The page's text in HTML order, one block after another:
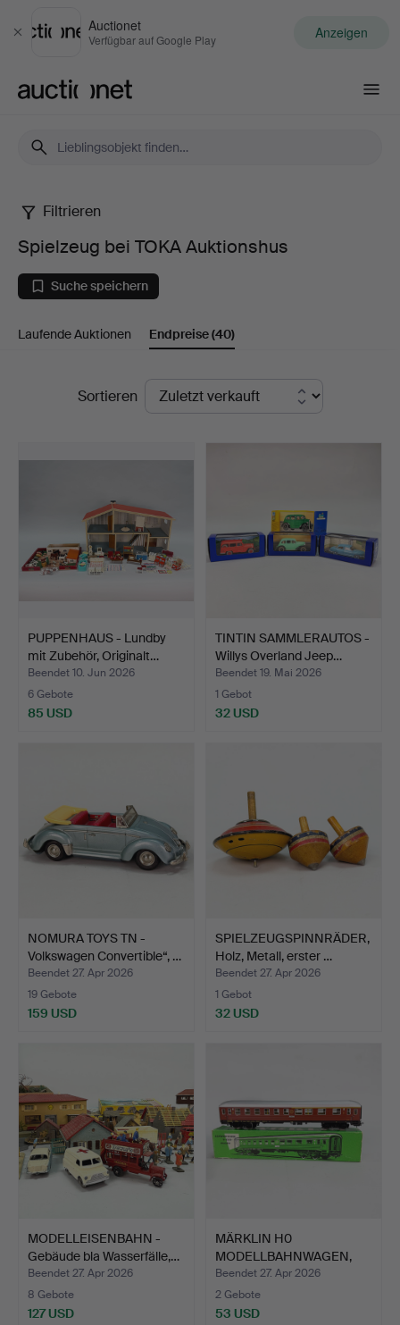
Schließen
Auctionet
Verfügbar auf Google Play Anzeigen
Spielzeug
bei
TOKA
Auktionshus
Filtrieren
Spielzeug bei TOKA Auktionshus
Suche speichern
Laufende Auktionen Endpreise(40)
EndpreiseSortieren
PUPPENHAUS - Lundby
mit Zubehör, Originalt…
Beendet 10. Jun 2026
6 Gebote
85 USD
TINTIN SAMMLERAUTOS -
Willys Overland Jeep…
Beendet 19. Mai 2026
1 Gebot
32 USD
NOMURA TOYS TN -
Volkswagen Convertible“, …
Beendet 27. Apr 2026
19 Gebote
159 USD
SPIELZEUGSPINNRÄDER,
Holz, Metall, erster …
Beendet 27. Apr 2026
1 Gebot
32 USD
MODELLEISENBAHN -
Gebäude bla Wasserfälle,…
Beendet 27. Apr 2026
8 Gebote
127 USD
MÄRKLIN H0
MODELLBAHNWAGEN,
schwedischer D…
Beendet 27. Apr 2026
2 Gebote
53 USD